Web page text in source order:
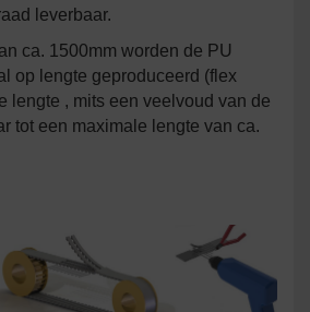
leverbaar.
ca. 1500mm worden de PU
op lengte geproduceerd (flex
lengte , mits een veelvoud van de
tot een maximale lengte van ca.